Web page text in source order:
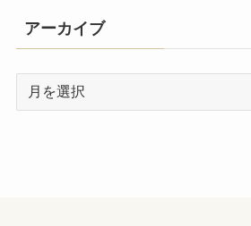
アーカイブ
ー